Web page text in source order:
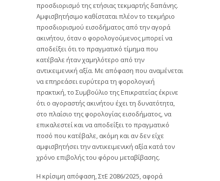
προσδιορισμό της ετήσιας τεκμαρτής δαπάνης.
Αμφισβητήσιμο καθίσταται πλέον το τεκμήριο
προσδιορισμού εισοδήματος από την αγορά
ακινήτου, όταν ο φορολογούμενος μπορεί να
αποδείξει ότι το πραγματικό τίμημα που
κατέβαλε ήταν χαμηλότερο από την
αντικειμενική αξία. Με απόφαση που αναμένεται
να επηρεάσει ευρύτερα τη φορολογική
πρακτική, το Συμβούλιο της Επικρατείας έκρινε
ότι ο αγοραστής ακινήτου έχει τη δυνατότητα,
στο πλαίσιο της φορολογίας εισοδήματος, να
επικαλεστεί και να αποδείξει το πραγματικό
ποσό που κατέβαλε, ακόμη και αν δεν είχε
αμφισβητήσει την αντικειμενική αξία κατά τον
χρόνο επιβολής του φόρου μεταβίβασης.
Η κρίσιμη απόφαση, ΣτΕ 2086/2025, αφορά